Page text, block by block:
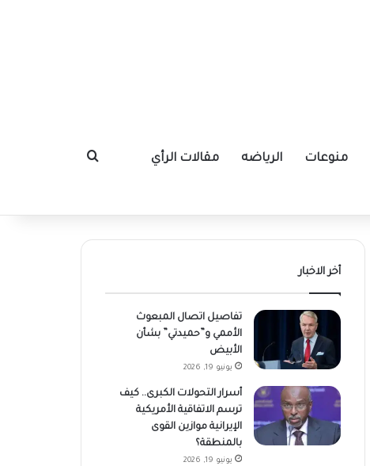
منوعات الرياضه مقالات الرأي بحث عن
أخر الاخبار
تفاصيل اتصال المبعوث
الأممي و”حميدتي” بشأن
الأبيض
يونيو 19, 2026
أسرار التحولات الكبرى.. كيف
ترسم الاتفاقية الأمريكية
الإيرانية موازين القوى
بالمنطقة؟
يونيو 19, 2026